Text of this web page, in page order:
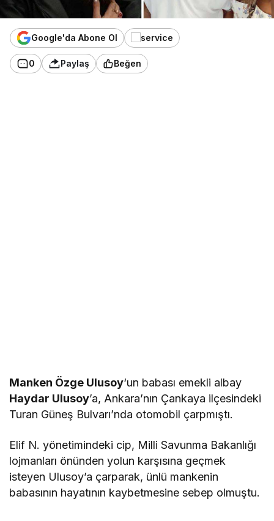
Google'da Abone Ol
0 Paylaş Beğen
Manken Özge Ulusoy‘un babası emekli albay
Haydar Ulusoy’a, Ankara’nın Çankaya ilçesindeki
Turan Güneş Bulvarı’nda otomobil çarpmıştı.
Elif N. yönetimindeki cip, Milli Savunma Bakanlığı
lojmanları önünden yolun karşısına geçmek
isteyen Ulusoy’a çarparak, ünlü mankenin
babasının hayatının kaybetmesine sebep olmuştu.